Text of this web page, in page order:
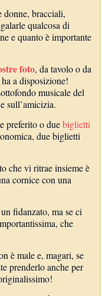
donne, bracciali,
qualcosa di
e quanto è importante
foto, da tavolo o da
a disposizione!
musicale del
sull’amicizia.
preferito o duebiglietti
due biglietti
che vi ritrae insieme è
cornice con una
fidanzato, ma se ci
che
è male e, magari, se
prenderlo anche per